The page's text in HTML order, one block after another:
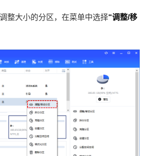
整大小的分区，在菜单中选择“调整/移